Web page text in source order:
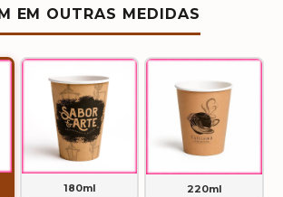
EM OUTRAS MEDIDAS
180ml 220ml